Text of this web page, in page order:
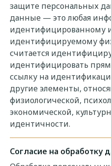
защите персональных
данные — это любая
идентифицированному
идентифицируемому
считается
идентифицировать
ссылку на
другие элементы,
физиологической,
экономической,
идентичности.
Согласие на обработку